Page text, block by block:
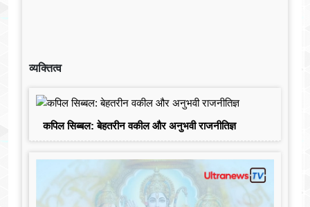
व्यक्तित्व
कपिल सिब्बल: बेहतरीन वकील और अनुभवी राजनीतिज्ञ